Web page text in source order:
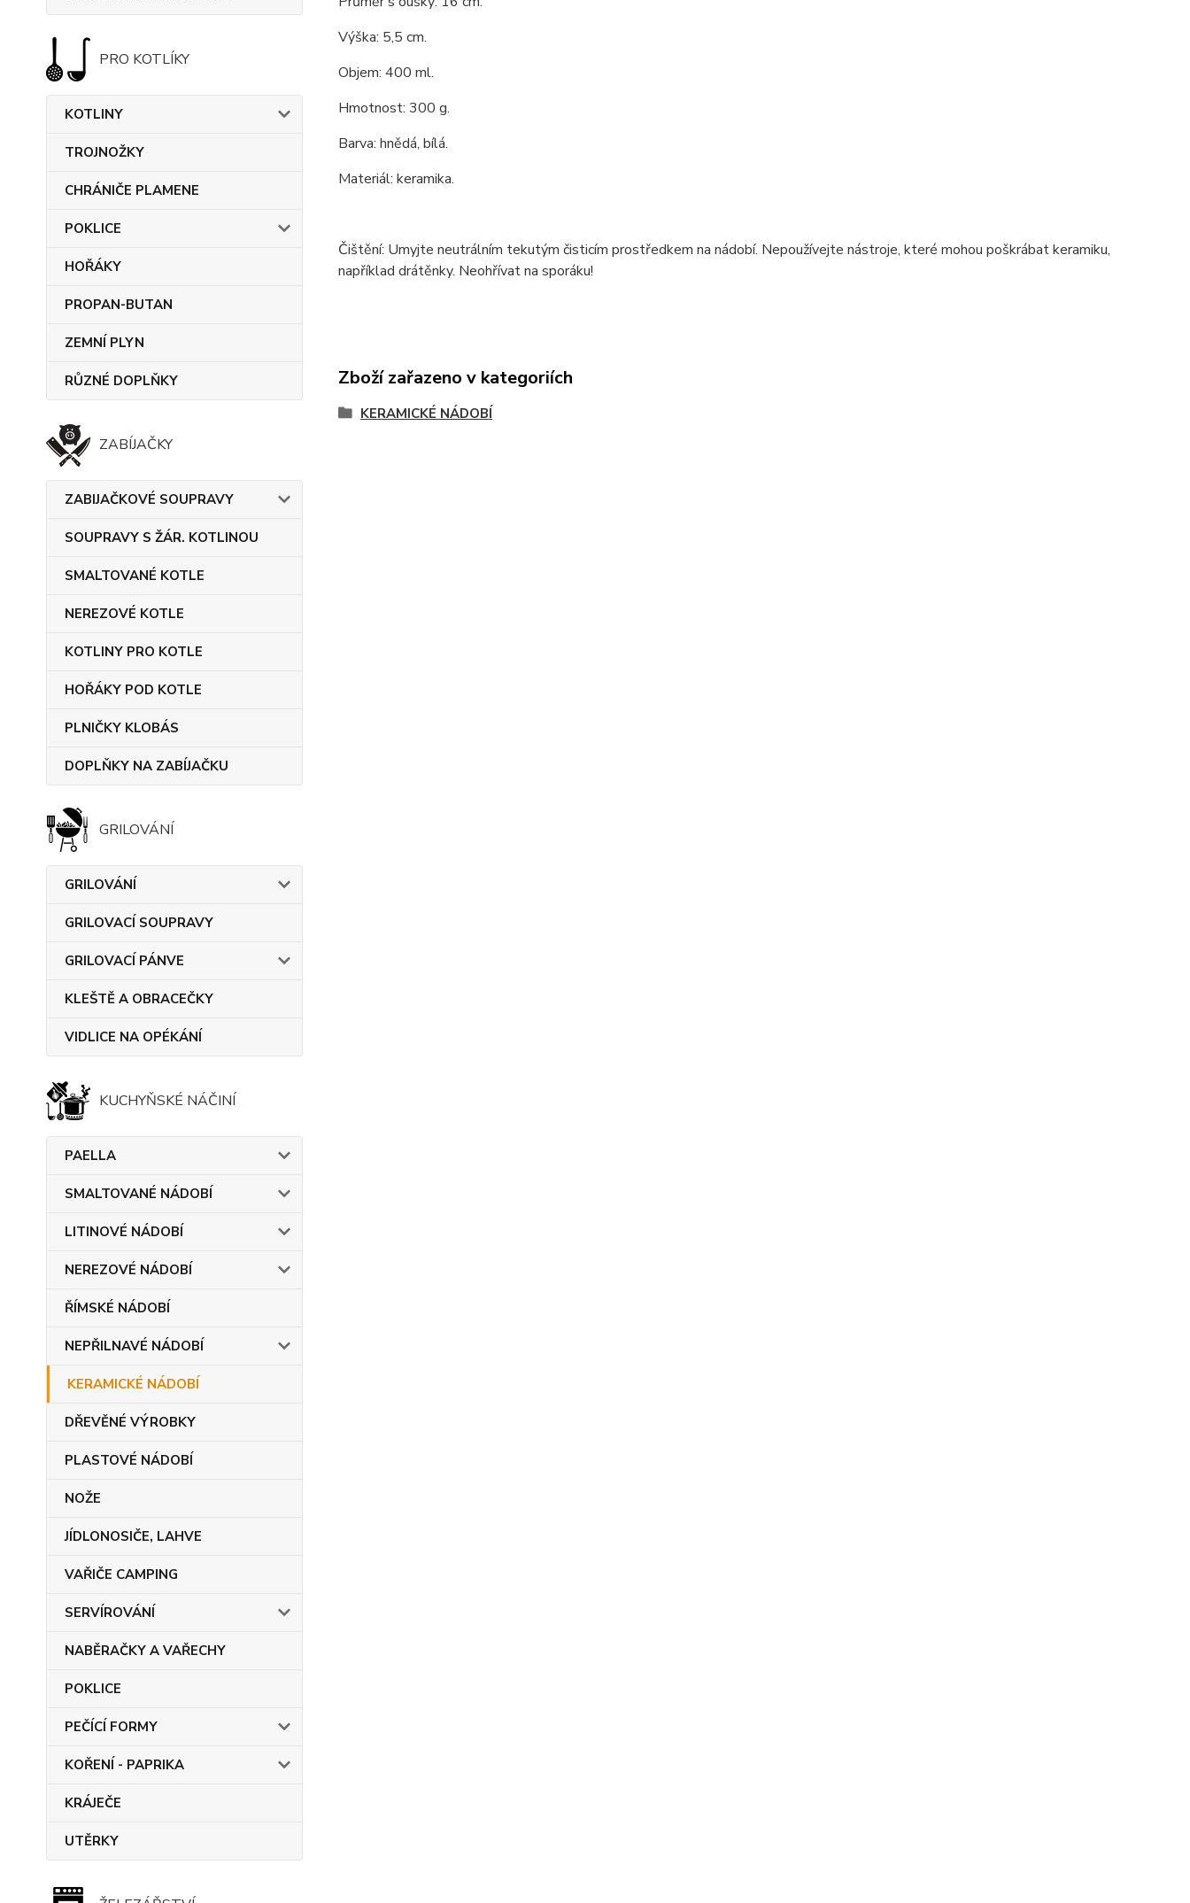
PRO KOTLÍKY
KOTLINY
TROJNOŽKY
CHRÁNIČE PLAMENE
POKLICE
HOŘÁKY
PROPAN-BUTAN
ZEMNÍ PLYN
RŮZNÉ DOPLŇKY
ZABÍJAČKY
ZABIJAČKOVÉ SOUPRAVY
SOUPRAVY S ŽÁR. KOTLINOU
SMALTOVANÉ KOTLE
NEREZOVÉ KOTLE
KOTLINY PRO KOTLE
HOŘÁKY POD KOTLE
PLNIČKY KLOBÁS
DOPLŇKY NA ZABÍJAČKU
GRILOVÁNÍ
GRILOVÁNÍ
GRILOVACÍ SOUPRAVY
GRILOVACÍ PÁNVE
KLEŠTĚ A OBRACEČKY
VIDLICE NA OPÉKÁNÍ
KUCHYŇSKÉ NÁČINÍ
PAELLA
SMALTOVANÉ NÁDOBÍ
LITINOVÉ NÁDOBÍ
NEREZOVÉ NÁDOBÍ
ŘÍMSKÉ NÁDOBÍ
NEPŘILNAVÉ NÁDOBÍ
KERAMICKÉ NÁDOBÍ
DŘEVĚNÉ VÝROBKY
PLASTOVÉ NÁDOBÍ
NOŽE
JÍDLONOSIČE, LAHVE
VAŘIČE CAMPING
SERVÍROVÁNÍ
NABĚRAČKY A VAŘECHY
POKLICE
PEČÍCÍ FORMY
KOŘENÍ - PAPRIKA
KRÁJEČE
UTĚRKY
Výška: 5,5 cm.
Objem: 400 ml.
Hmotnost: 300 g.
Barva: hnědá, bílá.
Materiál: keramika.
Čištění: Umyjte neutrálním tekutým čisticím prostředkem na nádobí. Nepoužívejte nástroje, které mohou poškrábat keramiku,
například drátěnky. Neohřívat na sporáku!
Zboží zařazeno v kategoriích
KERAMICKÉ NÁDOBÍ